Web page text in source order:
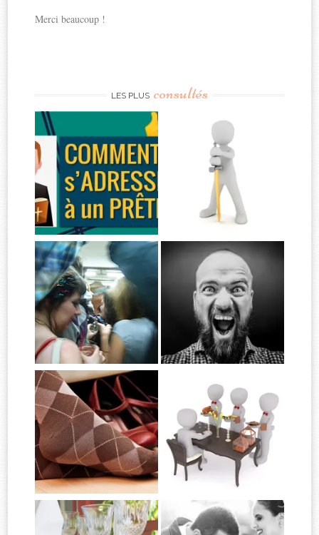
Merci beaucoup !
LES PLUS consultés